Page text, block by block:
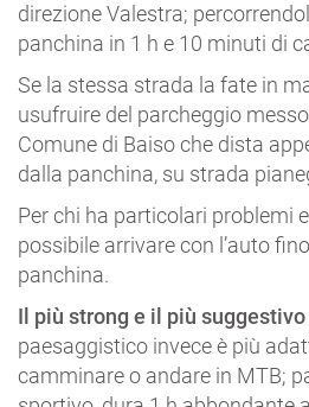
direzione Valestra;
panchina in 1 h e 10 minuti di
Se la stessa strada la fate in
usufruire del parcheggio
Comune di Baiso che dista
dalla panchina, su strada
Per chi ha particolari problemi
possibile arrivare con l’auto
panchina.
Il più strong e il più suggestivo
paesaggistico invece è più
camminare o andare in MTB;